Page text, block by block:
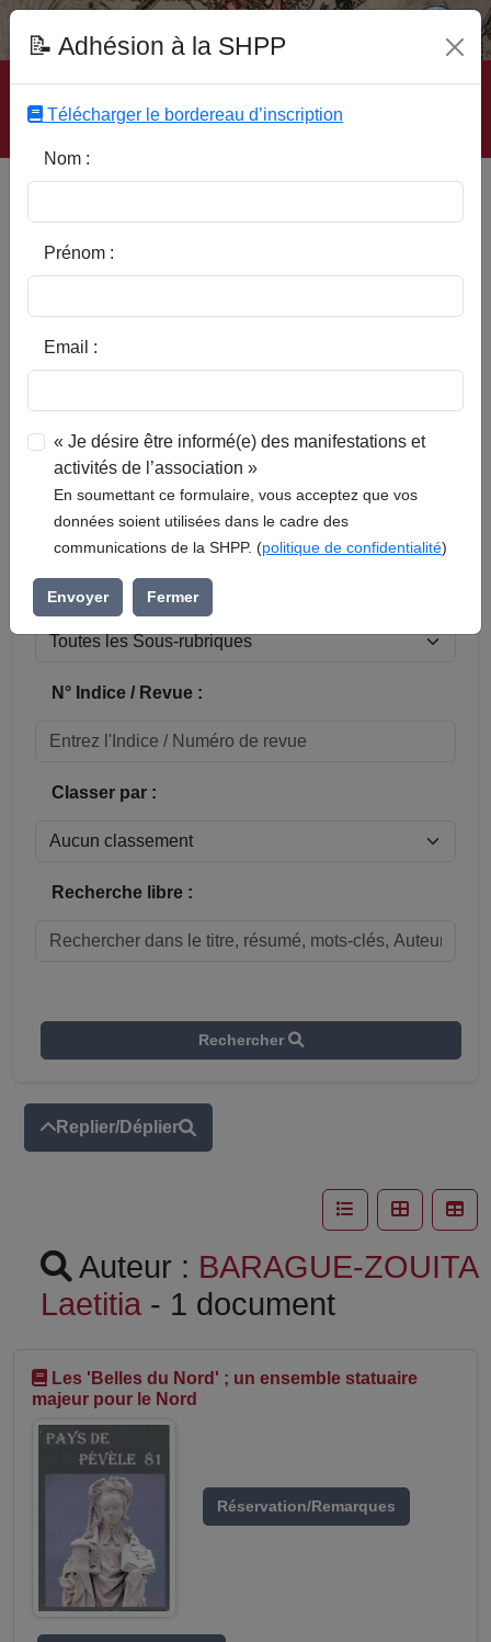
Accueil | Site SHPP | Auteurs | Editeurs | Rubriques |
Sous-Rubriques | Mots-Clefs | Contact
Réinitialiser
Sous-rubrique / Commune :
N° Indice / Revue :
Classer par :
Recherche libre :
Rechercher
Replier/Déplier
Auteur : BARAGUE-ZOUITA
Laetitia - 1 document
Les 'Belles du Nord' ; un ensemble statuaire
majeur pour le Nord
Réservation/Remarques
📝 Adhésion à la SHPP
Télécharger le bordereau d’inscription
Nom :
Prénom :
Email :
« Je désire être informé(e) des manifestations et
activités de l’association »
En soumettant ce formulaire, vous acceptez que vos
données soient utilisées dans le cadre des
communications de la SHPP. (politique de confidentialité)
Envoyer Fermer